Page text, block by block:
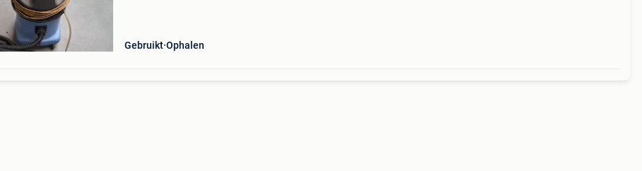
Gebruikt Ophalen